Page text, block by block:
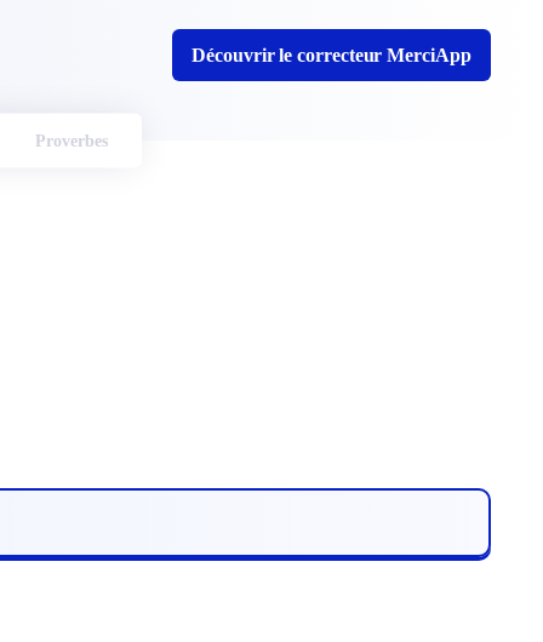
Découvrir le correcteur MerciApp
Proverbes